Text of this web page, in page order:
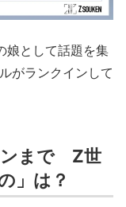
娘として話題を集
がランクインして
ンまで Z世
」は？